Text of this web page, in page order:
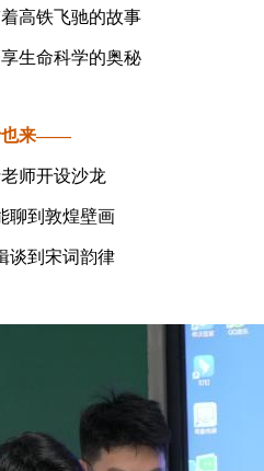
高铁飞驰的故事
生命科学的奥秘
也来——
师开设沙龙
聊到敦煌壁画
谈到宋词韵律